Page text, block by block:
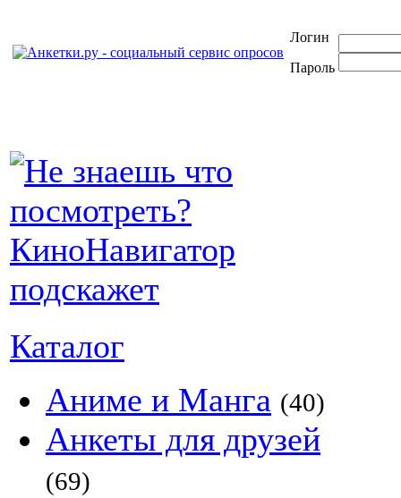
Логин
Пароль
Каталог
Аниме и Манга (40)
Анкеты для друзей
(69)